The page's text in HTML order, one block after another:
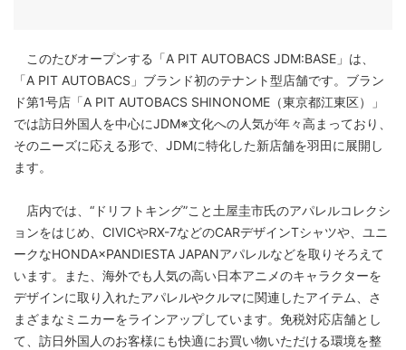
このたびオープンする「A PIT AUTOBACS JDM:BASE」は、
「A PIT AUTOBACS」ブランド初のテナント型店舗です。ブラン
ド第1号店「A PIT AUTOBACS SHINONOME（東京都江東区）」
では訪日外国人を中心にJDM※文化への人気が年々高まっており、
そのニーズに応える形で、JDMに特化した新店舗を羽田に展開し
ます。
店内では、“ドリフトキング”こと土屋圭市氏のアパレルコレクシ
ョンをはじめ、CIVICやRX-7などのCARデザインTシャツや、ユニ
ークなHONDA×PANDIESTA JAPANアパレルなどを取りそろえて
います。また、海外でも人気の高い日本アニメのキャラクターを
デザインに取り入れたアパレルやクルマに関連したアイテム、さ
まざまなミニカーをラインアップしています。免税対応店舗とし
て、訪日外国人のお客様にも快適にお買い物いただける環境を整